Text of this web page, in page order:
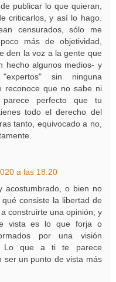
publicar lo que quieran,
criticarlos, y así lo hago.
censurados, sólo me
más de objetividad,
den la voz a la gente que
hecho algunos medios- y
sin ninguna
reconoce que no sabe ni
perfecto que tu
todo el derecho del
tanto, equivocado a no,
a las 18:20
acostumbrado, o bien no
consiste la libertad de
construirte una opinión, y
vista es lo que forja o
por una visión
Lo que a ti te parece
ser un punto de vista más